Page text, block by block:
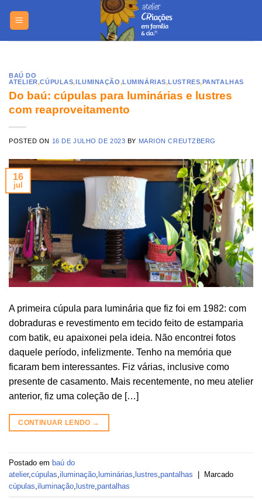
BAÚ DO
ATELIER,CÚPULAS,ILUMINAÇÃO,LUMINÁRIAS,LUSTRES,PANTALHAS
Do baú: cúpulas para luminárias e lustres
com reaproveitamento
POSTED ON 16 DE JULHO DE 2023 BY MARION CREUTZBERG
16
jul
A primeira cúpula para luminária que fiz foi em 1982: com
dobraduras e revestimento em tecido feito de estamparia
com batik, eu apaixonei pela ideia. Não encontrei fotos
daquele período, infelizmente. Tenho na memória que
ficaram bem interessantes. Fiz várias, inclusive como
presente de casamento. Mais recentemente, no meu atelier
anterior, fiz uma coleção de […]
CONTINUAR LENDO →
Postado em baú do
atelier, cúpulas iluminação luminárias lustres pantalhas | Marcado
cúpulas iluminação lustre pantalhas